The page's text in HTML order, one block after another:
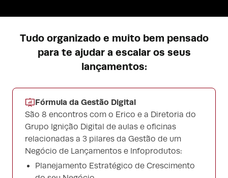
Tudo organizado e muito bem pensado
para te ajudar a escalar os seus
lançamentos:
Fórmula da Gestão Digital
São 8 encontros com o Erico e a Diretoria do
Grupo Ignição Digital de aulas e oficinas
relacionadas a 3 pilares da Gestão de um
Negócio de Lançamentos e Infoprodutos:
Planejamento Estratégico de Crescimento